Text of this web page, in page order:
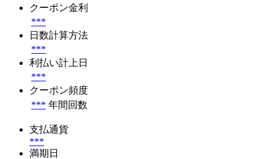
クーポン金利
***
日数計算方法
***
利払い計上日
***
クーポン頻度
*** 年間回数
支払通貨
***
満期日